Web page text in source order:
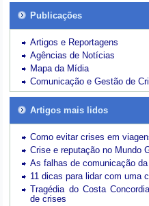
Publicações
Artigos e Reportagens
Agências de Notícias
Mapa da Mídia
Comunicação e Gestão de
Artigos mais lidos
Como evitar crises em
Crise e reputação no Mundo
As falhas de comunicação
11 dicas para lidar com uma
Tragédia do Costa
de crises